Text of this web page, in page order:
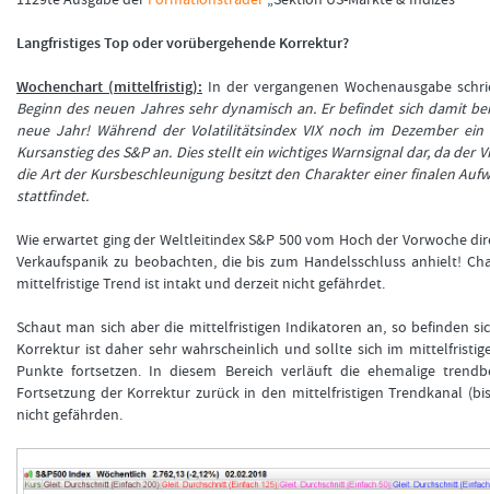
Langfristiges Top oder vorübergehende Korrektur?
Wochenchart (mittelfristig): In der vergangenen Wochenausgabe
Beginn des neuen Jahres sehr dynamisch an. Er befindet sich damit
neue Jahr! Während der Volatilitätsindex VIX noch im Dezember
Kursanstieg des S&P an. Dies stellt ein wichtiges Warnsignal dar, da
die Art der Kursbeschleunigung besitzt den Charakter einer finalen
stattfindet.
Wie erwartet ging der Weltleitindex S&P 500 vom Hoch der Vorwoche
Verkaufspanik zu beobachten, die bis zum Handelsschluss anhielt!
mittelfristige Trend ist intakt und derzeit nicht gefährdet.
Schaut man sich aber die mittelfristigen Indikatoren an, so befinden
Korrektur ist daher sehr wahrscheinlich und sollte sich im
Punkte fortsetzen. In diesem Bereich verläuft die ehemalige
Fortsetzung der Korrektur zurück in den mittelfristigen Trendkanal
nicht gefährden.
Ich bin neu, und jetzt?
Online-Shop das passende Angebot.